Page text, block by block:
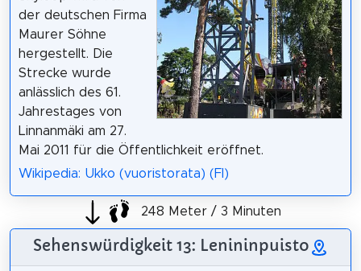
der deutschen Firma
Maurer Söhne
hergestellt. Die
Strecke wurde
anlässlich des 61.
Jahrestages von
Linnanmäki am 27.
Mai 2011 für die Öffentlichkeit eröffnet.
Wikipedia: Ukko (vuoristorata) (FI)
248 Meter / 3 Minuten
Sehenswürdigkeit 13: Lenininpuisto